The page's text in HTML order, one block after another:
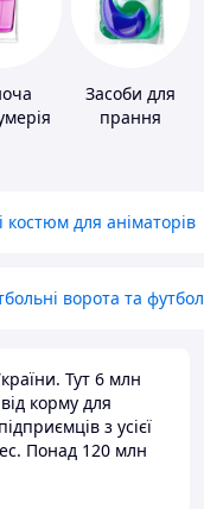
Засоби для
прання
костюм для аніматорів
ворота та
Тут 6 млн
корму для
з усієї
Понад 120 млн